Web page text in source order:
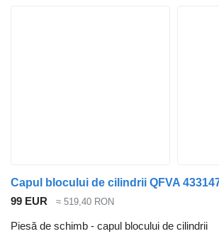
99 EUR ≈ 519,40 RON
Piesă de schimb - capul blocului de cilindrii